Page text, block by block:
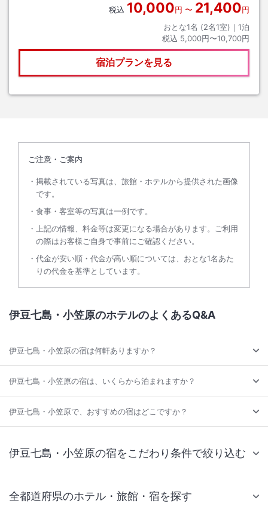
税込 10,000円 〜 21,400円
おとな1名 (2名1室)｜ 1泊
税込 5,000円〜10,700円
宿泊プランを見る
ご注意・ご案内
掲載されている写真は、旅館・ホテルから提供された画像
です。
食事・客室等の写真は一例です。
上記の情報、料金等は変更になる場合があります。ご利用
の際はお客様ご自身で事前にご確認ください。
代金が安い順・代金が高い順については、おとな1名あた
りの代金を基準としています。
伊豆七島・小笠原のホテルのよくあるQ&A
伊豆七島・小笠原の宿は何軒ありますか？
伊豆七島・小笠原の宿は、いくらから泊まれますか？
伊豆七島・小笠原で、おすすめの宿はどこですか？
伊豆七島・小笠原の宿をこだわり条件で絞り込む
全都道府県のホテル・旅館・宿を探す